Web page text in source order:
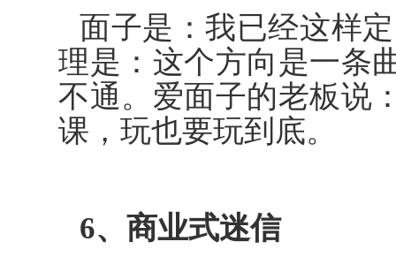
面子是：我已经这样
理是：这个方向是一条
不通。爱面子的老板说
课，玩也要玩到底。
6、商业式迷信